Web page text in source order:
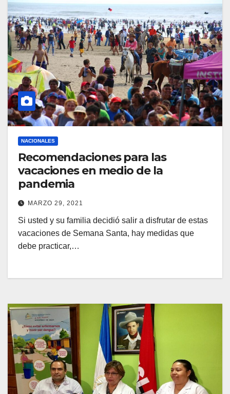
NACIONALES
Recomendaciones para las
vacaciones en medio de la
pandemia
MARZO 29, 2021
Si usted y su familia decidió salir a disfrutar de estas
vacaciones de Semana Santa, hay medidas que
debe practicar,…